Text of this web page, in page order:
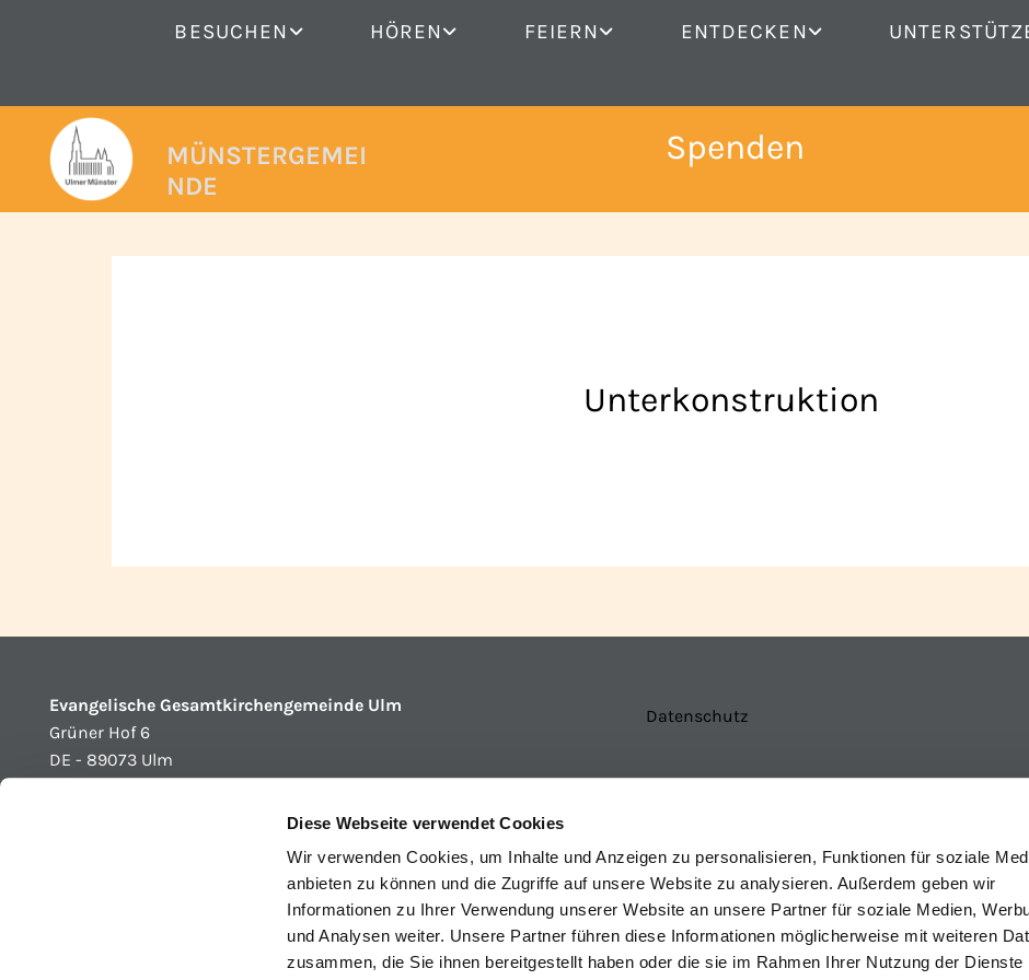
Diese Webseite verwendet Cookies
Wir verwenden Cookies, um Inhalte und Anzeigen zu personalisieren, Funktionen für soziale
anbieten zu können und die Zugriffe auf unsere Website zu analysieren. Außerdem geben wir
Informationen zu Ihrer Verwendung unserer Website an unsere Partner für soziale Medien,
und Analysen weiter. Unsere Partner führen diese Informationen möglicherweise mit weiteren
zusammen, die Sie ihnen bereitgestellt haben oder die sie im Rahmen Ihrer Nutzung der Dienste
BESUCHEN HÖREN FEIERN ENTDECKEN
MÜNSTERGEMEI
NDE
Spenden
Unterkonstruktion
Evangelische Gesamtkirchengemeinde Ulm
Grüner Hof 6
DE - 89073 Ulm
Datenschutz